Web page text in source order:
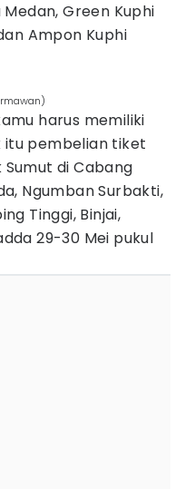
Green Kuphi
Ampon Kuphi
harus memiliki
itu pembelian tiket
di Cabang
Ngumban Surbakti,
Tinggi, Binjai,
29-30 Mei pukul